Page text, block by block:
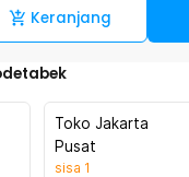
Keranjang
Toko Jakarta
Pusat
sisa 1